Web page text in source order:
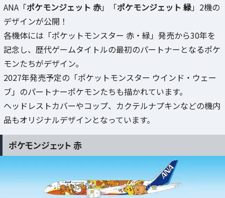
ANA「ポケモンジェット 赤」「ポケモンジェット 緑」2機の
デザインが公開！
各機体には「ポケットモンスター 赤・緑」発売から30年を
記念し、歴代ゲームタイトルの最初のパートナーとなるポケ
モンたちがデザイン。
2027年発売予定の「ポケットモンスター ウインド・ウェー
ブ」のパートナーポケモンたちも描かれています。
ヘッドレストカバーやコップ、カクテルナプキンなどの機内
品もオリジナルデザインとなっています。
ポケモンジェット 赤